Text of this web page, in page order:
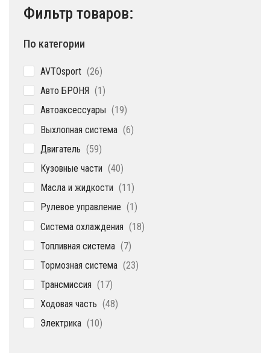
Фильтр товаров:
По категории
AVTOsport 2626
Авто БРОНЯ 1 1
Автоаксессуары 1919
Выхлопная система 66
Двигатель 5959
Кузовные части 4040
Масла и жидкости 1111
Рулевое управление 1 1
Система охлаждения 1818
Топливная система 77
Тормозная система 2323
Трансмиссия 1717
Ходовая часть 4848
Электрика 1010